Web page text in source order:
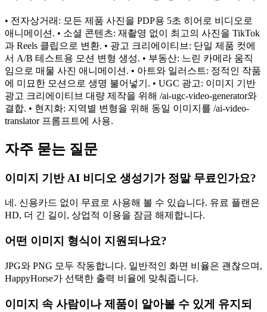
• 전자상거래: 모든 제품 사진을 PDP용 5초 히어로 비디오로
애니메이션. • 소셜 콘텐츠: 재촬영 없이 최고의 사진을 TikTok
과 Reels 클립으로 변환. • 광고 크리에이티브: 단일 제품 컷에
서 A/B 테스트용 모션 변형 생성. • 부동산: 느린 카메라 움직
임으로 매물 사진 애니메이션. • 아트와 일러스트: 정적인 작품
에 미묘한 모션으로 생명 불어넣기. • UGC 광고: 이미지 기반
광고 크리에이티브 대량 제작을 위해 /ai-ugc-video-generator와
결합. • 현지화: 지역별 변형을 위해 동일 이미지를 /ai-video-
translator 프롬프트에 사용.
자주 묻는 질문
이미지 기반 AI 비디오 생성기가 정말 무료인가요?
네. 신용카드 없이 무료로 사용해 볼 수 있습니다. 유료 플랜은
HD, 더 긴 길이, 상업적 이용을 잠금 해제합니다.
어떤 이미지 형식이 지원되나요?
JPG와 PNG 모두 작동합니다. 일반적인 화면 비율은 괜찮으며,
HappyHorse가 선택한 출력 비율에 맞춰줍니다.
이미지 속 사람이나 제품이 알아볼 수 있게 유지되